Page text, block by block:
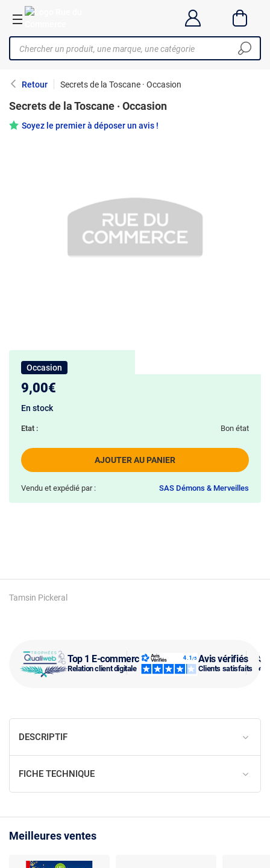
Retour Secrets de la Toscane · Occasion
Top 1 E-commerce
Relation client digitale
Avis vérifiés
Clients satisfaits et
Secrets de la Toscane · Occasion
Soyez le premier à déposer un avis !
Tamsin Pickeral
Occasion
9,00€
AJOUTER AU PANIER
En stock
Etat : Bon état
Vendu et expédié par : SAS Démons & Merveilles
DESCRIPTIF
FICHE TECHNIQUE
Meilleures ventes